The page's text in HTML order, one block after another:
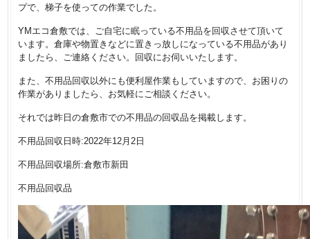
プで、梯子を使っての作業でした。
YMエコ倉敷では、ご自宅に眠っている不用品を回収させて頂いて
います。倉庫や物置きなどに置きっ放しになっている不用品があり
ましたら、ご連絡ください。回収にお伺いいたします。
また、不用品回収以外にも便利屋作業もしていますので、お困りの
作業がありましたら、お気軽にご相談ください。
それでは昨日の倉敷市での不用品の回収品を掲載します。
不用品回収日時:2022年12月2日
不用品回収場所:倉敷市新田
不用品回収品